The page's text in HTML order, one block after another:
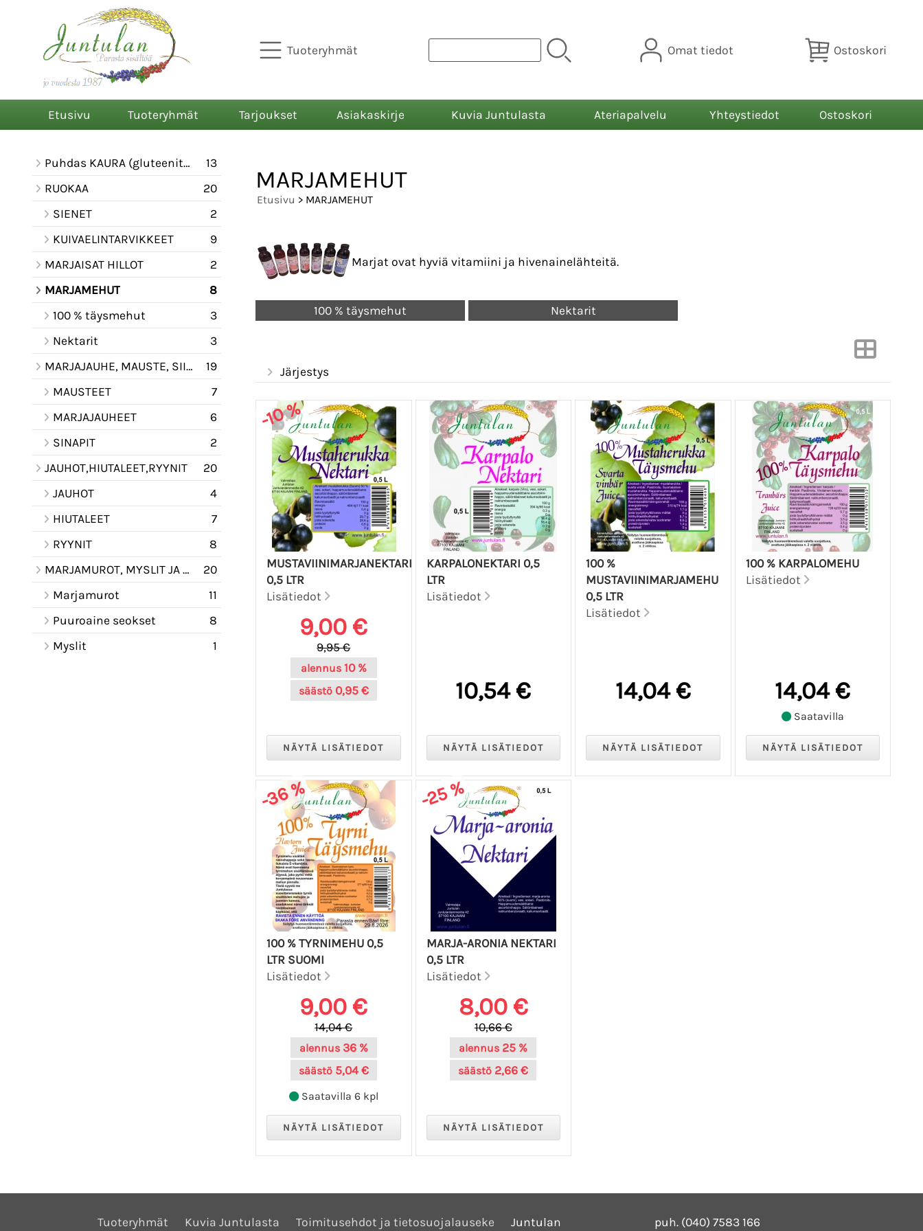
Tuoteryhmät Omat tiedot Ostoskori
Etusivu Tuoteryhmät Tarjoukset Asiakaskirje Kuvia Juntulasta Ateriapalvelu Yhteystiedot Ostoskori
Puhdas KAURA (gluteeniton)
13
RUOKAA
20
SIENET
2
KUIVAELINTARVIKKEET
9
MARJAISAT HILLOT
2
MARJAMEHUT
8
100 % täysmehut
3
Nektarit
3
MARJAJAUHE, MAUSTE, SIIRAPPI KASTIKE
19
MAUSTEET
7
MARJAJAUHEET
6
SINAPIT
2
JAUHOT,HIUTALEET,RYYNIT
20
JAUHOT
4
HIUTALEET
7
RYYNIT
8
MARJAMUROT, MYSLIT JA PUUROAINESEOKSET
20
Marjamurot
11
Puuroaine seokset
8
Myslit
1
MARJAMEHUT
Etusivu > MARJAMEHUT
Marjat ovat hyviä vitamiini ja hivenainelähteitä.
100 % täysmehut Nektarit
Järjestys
-10 %
MUSTAVIINIMARJANEKTARI
0,5 LTR
Lisätiedot
9,00 €
9,95 €
alennus 10 %
säästö 0,95 €
KARPALONEKTARI 0,5
LTR
Lisätiedot
10,54 €
100 %
MUSTAVIINIMARJAMEHU
0,5 LTR
Lisätiedot
14,04 €
100 % KARPALOMEHU
Lisätiedot
14,04 €
Saatavilla
-36 %
100 % TYRNIMEHU 0,5
LTR SUOMI
Lisätiedot
9,00 €
14,04 €
alennus 36 %
säästö 5,04 €
Saatavilla 6 kpl
-25 %
MARJA-ARONIA NEKTARI
0,5 LTR
Lisätiedot
8,00 €
10,66 €
alennus 25 %
säästö 2,66 €
Tuoteryhmät Kuvia Juntulasta Toimitusehdot ja tietosuojalauseke Juntulan puh. (040) 7583 166